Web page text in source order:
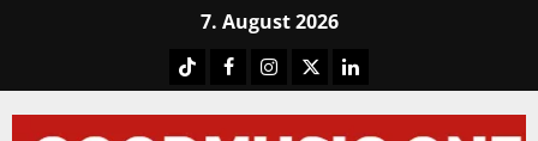
7. August 2026
TiktokFacebook
Instagram
X LinkedIN